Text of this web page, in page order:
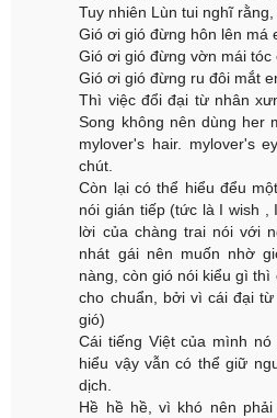
Tuy nhiên Lùn tui nghĩ rằng,
Gió ơi gió đừng hôn lên má
Gió ơi gió đừng vờn mái tóc
Gió ơi gió đừng ru đôi mắt
Thì việc đổi đại từ nhân
Song không nên dùng her
mylover's hair. mylover's
chút.
Còn lại có thể hiểu đểu
nói gián tiếp (tức là I wish ,
lời của chàng trai nói với
nhát gái nên muốn nhờ
nàng, còn gió nói kiểu gì thì
cho chuẩn, bởi vì cái đại
gió)
Cái tiếng Việt của mình
hiểu vậy vẫn có thể giữ
dịch.
Hề hề hề, vì khó nên